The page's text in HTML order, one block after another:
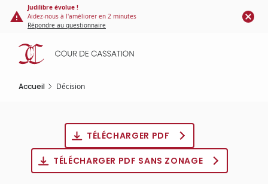
Panneau de gestion des cookies
contenu
principal
Judilibre évolue !
Aidez-nous à l'améliorer en 2 minutes
Répondre au questionnaire
Accueil Décision
TÉLÉCHARGER PDF
TÉLÉCHARGER PDF SANS ZONAGE